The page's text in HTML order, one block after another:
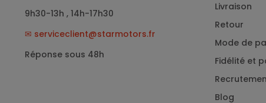
9h30-13h , 14h-17h30
✉ serviceclient@starmotors.fr
Réponse sous 48h
Livraison
Retour
Mode de
Fidélité et
Blog